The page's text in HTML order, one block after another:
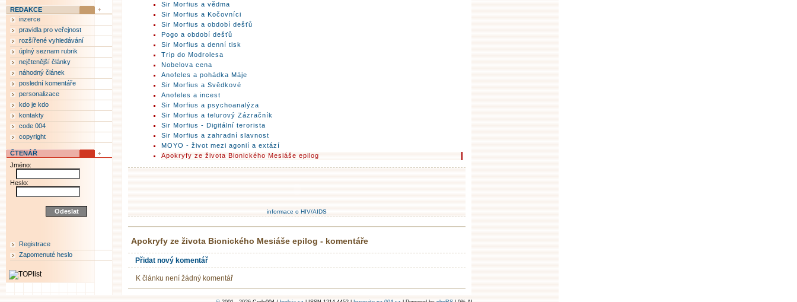
Sir Morfius a vědma
Sir Morfius a Kočovníci
Sir Morfius a období dešťů
Pogo a období dešťů
Sir Morfius a denní tisk
Trip do Modrolesa
Nobelova cena
Anofeles a pohádka Máje
Sir Morfius a Svědkové
Anofeles a incest
Sir Morfius a psychoanalýza
Sir Morfius a telurový Zázračník
Sir Morfius - Digitální terorista
Sir Morfius a zahradní slavnost
MOYO - život mezi agonií a extází
Apokryfy ze života Bionického Mesiáše epilog
informace o HIV/AIDS
Apokryfy ze života Bionického Mesiáše epilog - komentáře
Přidat nový komentář
K článku není žádný komentář
REDAKCE
inzerce
pravidla pro veřejnost
rozšířené vyhledávání
úplný seznam rubrik
nejčtenější články
náhodný článek
poslední komentáře
personalizace
kdo je kdo
kontakty
code 004
copyright
ČTENÁŘ
Jméno:
Heslo:
Registrace
Zapomenuté heslo